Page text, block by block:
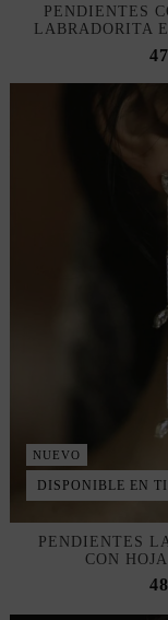
PENDIENTES
LABRADORITA
NUEVO
DISPONIBLE EN
PENDIENTES
CON